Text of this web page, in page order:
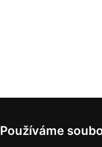
Používáme